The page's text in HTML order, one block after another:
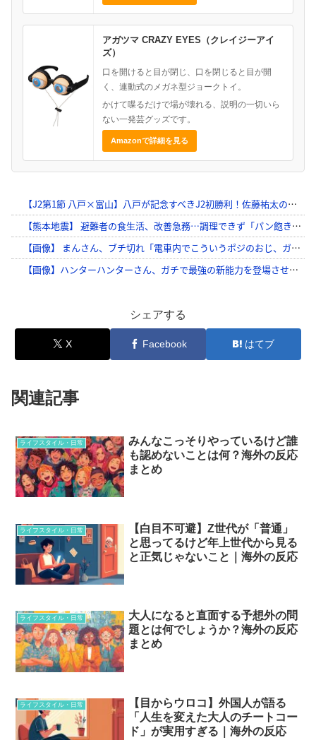
アガツマ CRAZY EYES（クレイジーアイ
ズ）
口を開けると目が閉じ、口を閉じると目が開
く、連動式のメガネ型ジョークトイ。
かけて喋るだけで場が壊れる、説明の一切いら
ない一発芸グッズです。
Amazonで詳細を見る
シェアする
X Facebook はてブ
関連記事
ライフスタイル・日常
みんなこっそりやっているけど誰
も認めないことは何？海外の反応
まとめ
ライフスタイル・日常
【白目不可避】Z世代が「普通」
と思ってるけど年上世代から見る
と正気じゃないこと｜海外の反応
ライフスタイル・日常
大人になると直面する予想外の問
題とは何でしょうか？海外の反応
まとめ
ライフスタイル・日常
【目からウロコ】外国人が語る
「人生を変えた大人のチートコー
ド」が実用すぎる｜海外の反応